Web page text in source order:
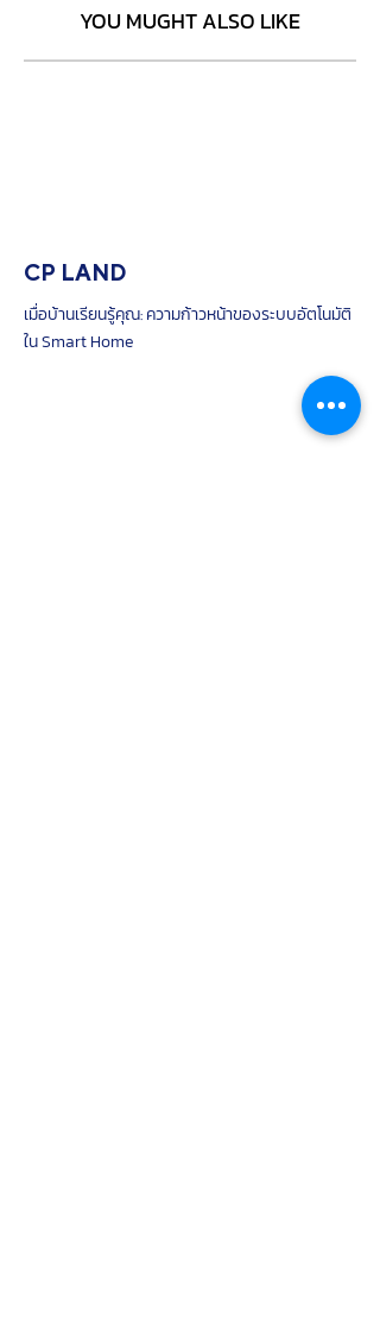
YOU MUGHT ALSO LIKE
CP LAND
เมื่อบ้านเรียนรู้คุณ: ความก้าวหน้าของระบบอัตโนมัติ
ใน Smart Home